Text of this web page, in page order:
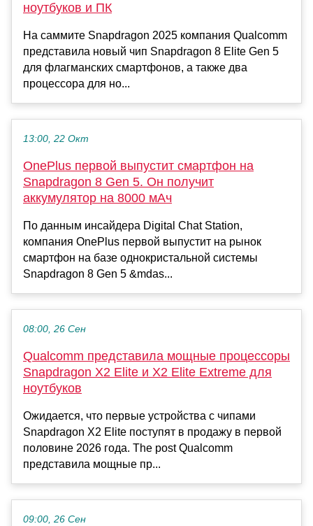
ноутбуков и ПК
На саммите Snapdragon 2025 компания Qualcomm
представила новый чип Snapdragon 8 Elite Gen 5
для флагманских смартфонов, а также два
процессора для но...
13:00, 22 Окт
OnePlus первой выпустит смартфон на
Snapdragon 8 Gen 5. Он получит
аккумулятор на 8000 мАч
По данным инсайдера Digital Chat Station,
компания OnePlus первой выпустит на рынок
смартфон на базе однокристальной системы
Snapdragon 8 Gen 5 &mdas...
08:00, 26 Сен
Qualcomm представила мощные процессоры
Snapdragon X2 Elite и X2 Elite Extreme для
ноутбуков
Ожидается, что первые устройства с чипами
Snapdragon X2 Elite поступят в продажу в первой
половине 2026 года. The post Qualcomm
представила мощные пр...
09:00, 26 Сен